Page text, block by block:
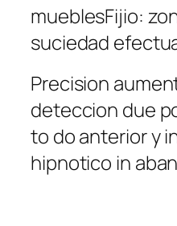
mueblesFijio:
suciedad
Precision
deteccion due
to do anterior y
hipnotico in